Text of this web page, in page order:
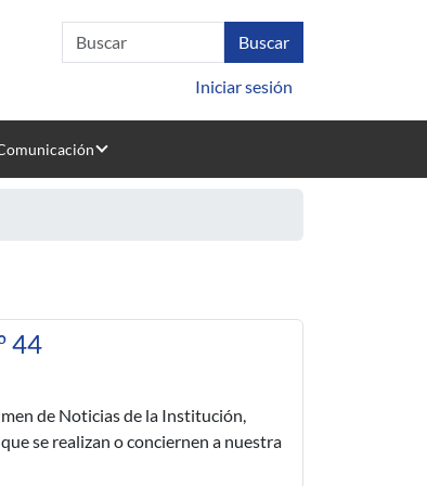
Iniciar sesión
44
de Noticias de la Institución,
se realizan o conciernen a nuestra